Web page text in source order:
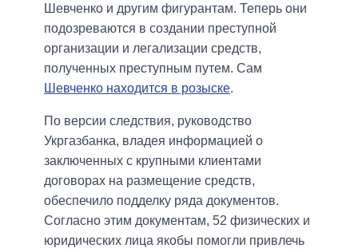
Шевченко и другим фигурантам. Теперь они
подозреваются в создании преступной
организации и легализации средств,
полученных преступным путем. Сам
Шевченко находится в розыске.
По версии следствия, руководство
Укргазбанка, владея информацией о
заключенных с крупными клиентами
договорах на размещение средств,
обеспечило подделку ряда документов.
Согласно этим документам, 52 физических и
юридических лица якобы помогли привлечь